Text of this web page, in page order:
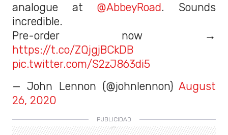
analogue at @AbbeyRoad. Sounds
incredible.
Pre-order now →
https://t.co/ZQjgjBCkDB
pic.twitter.com/S2zJ863di5
— John Lennon (@johnlennon) August
26, 2020